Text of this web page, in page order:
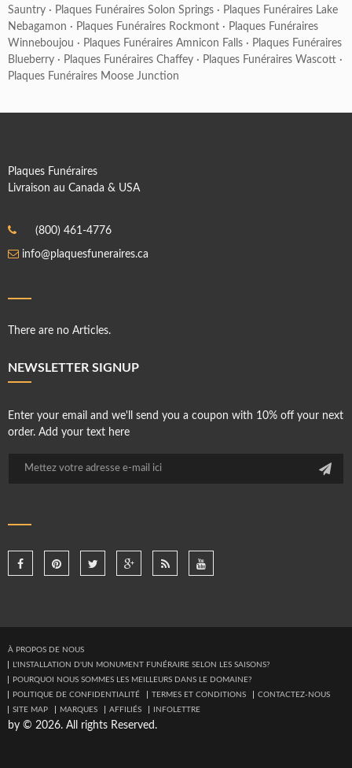
Sauntry · Plaques Funéraires Solon Springs · Plaques Funéraires Lake
Nebagamon · Plaques Funéraires Rockmont · Plaques Funéraires
Winneboujou · Plaques Funéraires Amnicon Falls · Plaques Funéraires
Blueberry · Plaques Funéraires Chaffey · Plaques Funéraires Wascott ·
Plaques Funéraires Moose Junction
Plaques Funéraires
Livraison au Canada & USA
(800) 461-4776
info@plaquesfuneraires.ca
There are no Articles.
NEWSLETTER SIGNUP
Enter your email and we'll send you a coupon with 10% off your next
order. Add your text here
À PROPOS DE NOUS
L'INSTALLATION D'UN MONUMENT FUNÉRAIRE SELON LES SAISONS?
POURQUOI NOUS SOMMES LES MEILLEURS DANS LE DOMAINE?
POLITIQUE DE CONFIDENTIALITÉ
TERMES ET CONDITIONS
CONTACTEZ-NOUS
SITE MAP
MARQUES AFFILIÉS INFOLETTRE
by © 2026. All rights Reserved.